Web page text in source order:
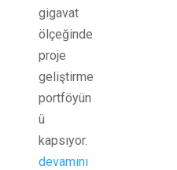
gigavat
ölçeğinde
proje
geliştirme
portföyün
ü
kapsıyor.
devamını